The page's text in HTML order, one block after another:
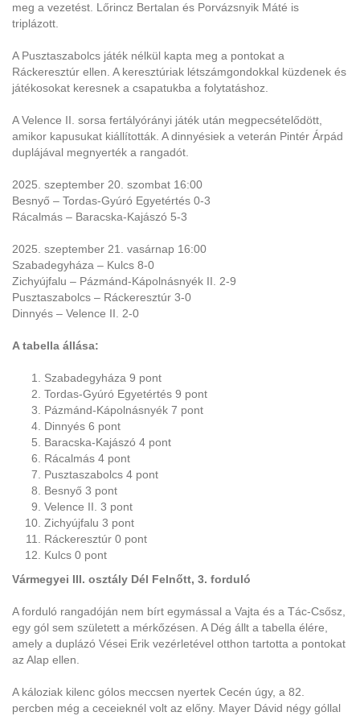
meg a vezetést. Lőrincz Bertalan és Porvázsnyik Máté is
triplázott.
A Pusztaszabolcs játék nélkül kapta meg a pontokat a
Ráckeresztúr ellen. A keresztúriak létszámgondokkal küzdenek és
játékosokat keresnek a csapatukba a folytatáshoz.
A Velence II. sorsa fertályórányi játék után megpecsételődött,
amikor kapusukat kiállították. A dinnyésiek a veterán Pintér Árpád
duplájával megnyerték a rangadót.
2025. szeptember 20. szombat 16:00
Besnyő – Tordas-Gyúró Egyetértés 0-3
Rácalmás – Baracska-Kajászó 5-3
2025. szeptember 21. vasárnap 16:00
Szabadegyháza – Kulcs 8-0
Zichyújfalu – Pázmánd-Kápolnásnyék II. 2-9
Pusztaszabolcs – Ráckeresztúr 3-0
Dinnyés – Velence II. 2-0
A tabella állása:
Szabadegyháza 9 pont
Tordas-Gyúró Egyetértés 9 pont
Pázmánd-Kápolnásnyék 7 pont
Dinnyés 6 pont
Baracska-Kajászó 4 pont
Rácalmás 4 pont
Pusztaszabolcs 4 pont
Besnyő 3 pont
Velence II. 3 pont
Zichyújfalu 3 pont
Ráckeresztúr 0 pont
Kulcs 0 pont
Vármegyei III. osztály Dél Felnőtt, 3. forduló
A forduló rangadóján nem bírt egymással a Vajta és a Tác-Csősz,
egy gól sem született a mérkőzésen. A Dég állt a tabella élére,
amely a duplázó Vései Erik vezérletével otthon tartotta a pontokat
az Alap ellen.
A káloziak kilenc gólos meccsen nyertek Cecén úgy, a 82.
percben még a ceceieknél volt az előny. Mayer Dávid négy góllal